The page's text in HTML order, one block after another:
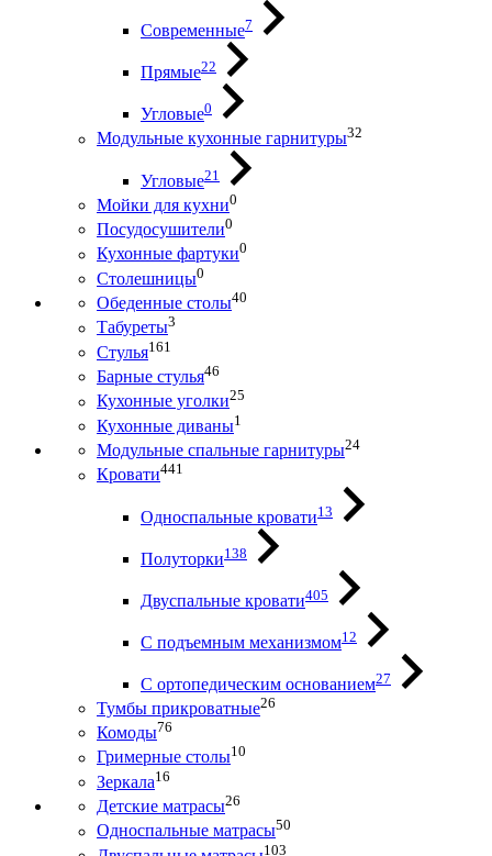
Современные7
Прямые22
Угловые0
Модульные кухонные гарнитуры32
Угловые21
Мойки для кухни0
Посудосушители0
Кухонные фартуки0
Столешницы0
Обеденные столы40
Табуреты3
Стулья161
Барные стулья46
Кухонные уголки25
Кухонные диваны1
Модульные спальные гарнитуры24
Кровати441
Односпальные кровати13
Полуторки138
Двуспальные кровати405
С подъемным механизмом12
С ортопедическим основанием27
Тумбы прикроватные26
Комоды76
Гримерные столы10
Зеркала16
Детские матрасы26
Односпальные матрасы50
103